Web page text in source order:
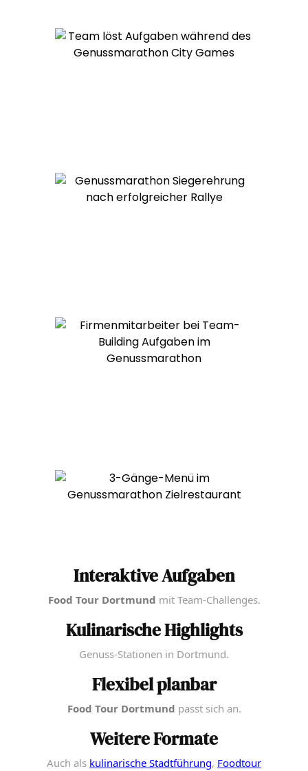
Interaktive Aufgaben
Food Tour Dortmund mit Team-Challenges.
Kulinarische Highlights
Genuss-Stationen in Dortmund.
Flexibel planbar
Food Tour Dortmund passt sich an.
Weitere Formate
Auch als kulinarische Stadtführung, Foodtour